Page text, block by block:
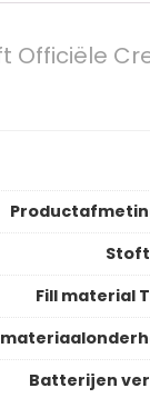
Officiële
Fill material
Batterijen